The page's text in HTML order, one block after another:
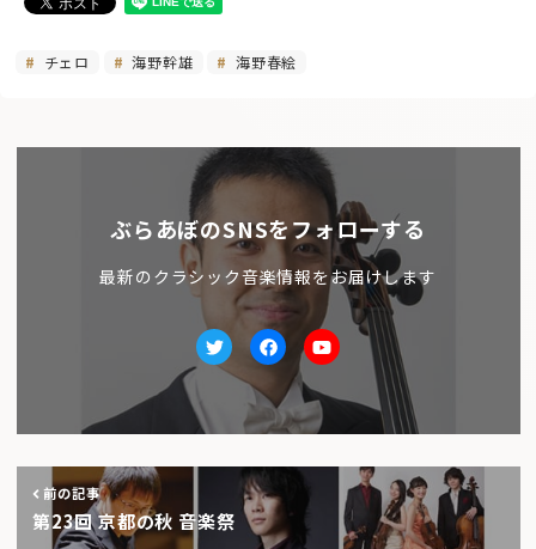
チェロ 海野幹雄 海野春絵
ぶらあぼのSNSをフォローする
最新のクラシック音楽情報をお届けします
TwitterfacebookYoutube
前の記事
第23回 京都の秋 音楽祭